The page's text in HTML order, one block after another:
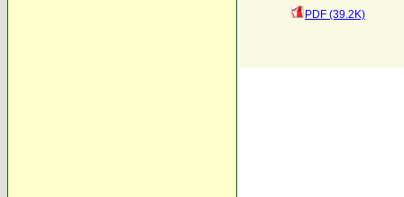
PDF (39.2K)